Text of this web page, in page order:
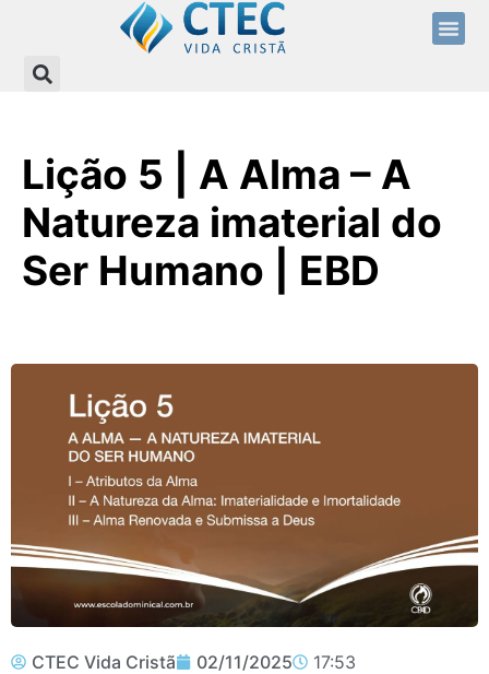
Lição 5 | A Alma – A
Natureza imaterial do
Ser Humano | EBD
CTEC Vida Cristã 02/11/2025 17:53